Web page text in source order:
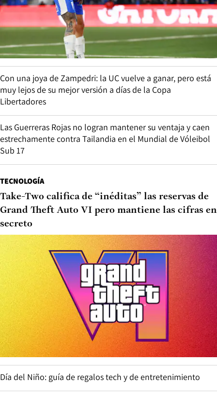
Con una joya de Zampedri: la UC vuelve a ganar, pero está
muy lejos de su mejor versión a días de la Copa
Libertadores
Las Guerreras Rojas no logran mantener su ventaja y caen
estrechamente contra Tailandia en el Mundial de Vóleibol
Sub 17
TECNOLOGÍA
Take-Two califica de “inéditas” las reservas de
Grand Theft Auto VI pero mantiene las cifras en
secreto
Día del Niño: guía de regalos tech y de entretenimiento